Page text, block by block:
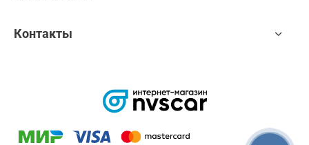
Контакты